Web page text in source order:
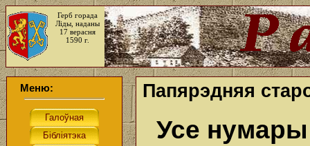
Герб горада
Ліды, наданы
17 верасня
1590 г.
Меню: Папярэдняя
Усе